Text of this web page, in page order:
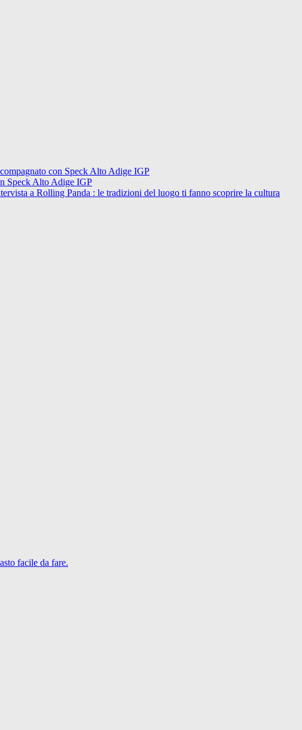
con Speck Alto Adige IGP
Speck Alto Adige IGP
a Rolling Panda : le tradizioni del luogo ti fanno scoprire la cultura
facile da fare.